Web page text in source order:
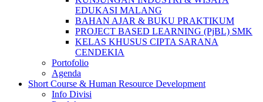
EDUKASI MALANG
BAHAN AJAR & BUKU PRAKTIKUM
PROJECT BASED LEARNING (PjBL) SMK
KELAS KHUSUS CIPTA SARANA
CENDEKIA
Portofolio
Agenda
Short Course & Human Resource Development
Info Divisi